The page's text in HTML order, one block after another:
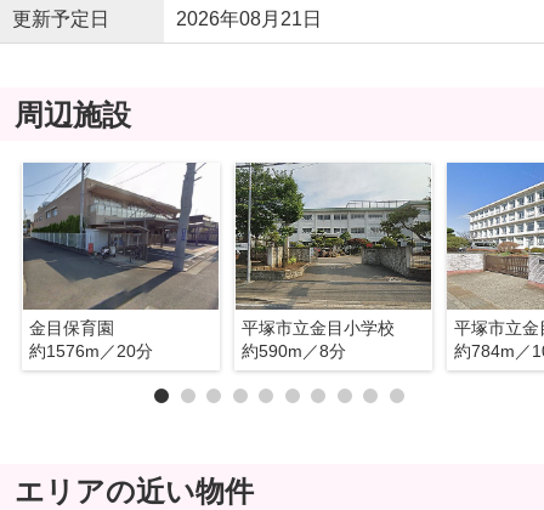
更新予定日 2026年08月21日
周辺施設
金目保育園
約1576m／20分
平塚市立金目小学校
約590m／8分
平塚市立金
約784m／
エリアの近い物件